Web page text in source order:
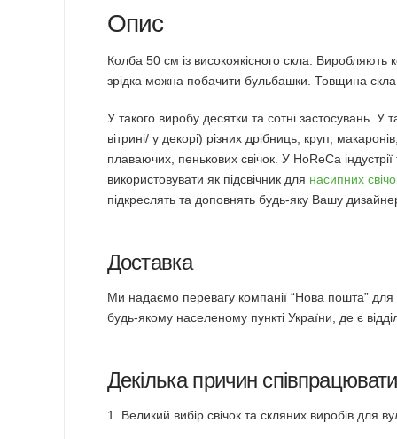
Опис
Колба 50 см із високоякісного скла.
зрідка можна побачити бульбашки. Товщина скла
У такого виробу десятки та сотні застосувань. У
вітрині/ у декорі) різних дрібниць, круп,
плаваючих, пенькових свічок. У HoReCa
використовувати як підсвічник для насипних
підкреслять та доповнять будь-яку Вашу
Доставка
Ми надаємо перевагу компанії “Нова пошта” для
будь-якому населеному пункті України, де є
Декілька причин
1. Великий вибір свічок та скляних виробів для